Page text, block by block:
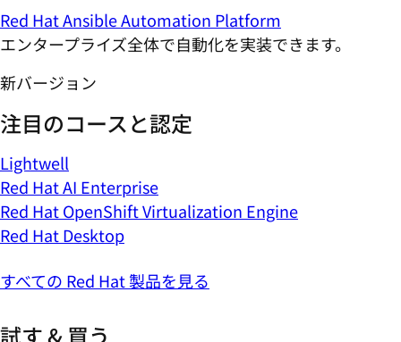
Lightwell
Red Hat AI Enterprise
Red Hat OpenShift Virtualization Engine
Red Hat Desktop
すべての Red Hat 製品を見る
試す & 買う
トライアルを開始する
オンラインでのご購入
主要なクラウドプロバイダーとの統合